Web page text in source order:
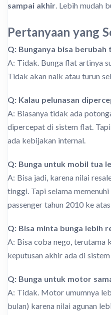
sampai akhir. Lebih mudah
Pertanyaan yang
Q: Bunganya bisa berubah
A: Tidak. Bunga flat artinya
Tidak akan naik atau turun
Q: Kalau pelunasan
A: Biasanya tidak ada
dipercepat di sistem flat.
ada kebijakan internal.
Q: Bunga untuk mobil tua
A: Bisa jadi, karena nilai
tinggi. Tapi selama
passenger tahun 2010 ke
Q: Bisa minta bunga lebih
A: Bisa coba nego, terutama
keputusan akhir ada di
Q: Bunga untuk motor
A: Tidak. Motor umumnya
bulan) karena nilai agunan